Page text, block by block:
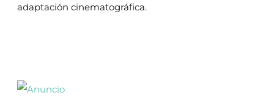
adaptación cinematográfica.